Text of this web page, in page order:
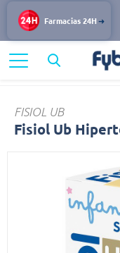
Farmacias 24H
Fisiol
FISIOL UB
Fisiol Ub